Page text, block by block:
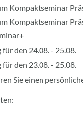
Kompaktseminar
Kompaktseminar
den 24.08. - 25.08.
den 23.08. - 25.08.
Sie einen